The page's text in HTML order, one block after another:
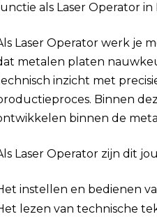
binnen 1 minuut
als Laser Operator
Laser Operator werk je
metalen platen
inzicht met
Binnen
binnen de
Laser Operator zijn dit
instellen en bedienen
lezen van technische